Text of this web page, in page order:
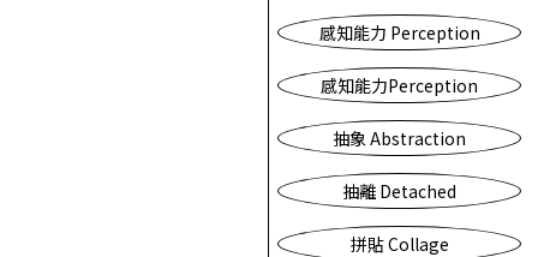
感知能力 Perception
感知能力Perception
抽象 Abstraction
抽離 Detached
拼貼 Collage